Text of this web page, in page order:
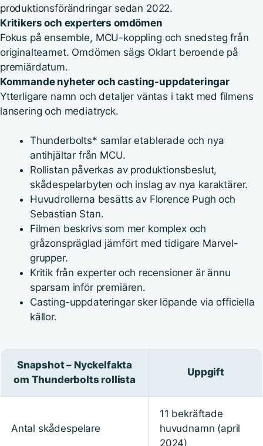
produktionsförändringar sedan 2022.
Kritikers och experters omdömen
Fokus på ensemble, MCU-koppling och snedsteg från
originalteamet. Omdömen sägs Oklart beroende på
premiärdatum.
Kommande nyheter och casting-uppdateringar
Ytterligare namn och detaljer väntas i takt med filmens
lansering och mediatryck.
Thunderbolts* samlar etablerade och nya
antihjältar från MCU.
Rollistan påverkas av produktionsbeslut,
skådespelarbyten och inslag av nya karaktärer.
Huvudrollerna besätts av Florence Pugh och
Sebastian Stan.
Filmen beskrivs som mer komplex och
gråzonspräglad jämfört med tidigare Marvel-
grupper.
Kritik från experter och recensioner är ännu
sparsam inför premiären.
Casting-uppdateringar sker löpande via officiella
källor.
Snapshot – Nyckelfakta
om Thunderbolts rollista
Uppgift
Antal skådespelare
11 bekräftade
huvudnamn (april
2024)